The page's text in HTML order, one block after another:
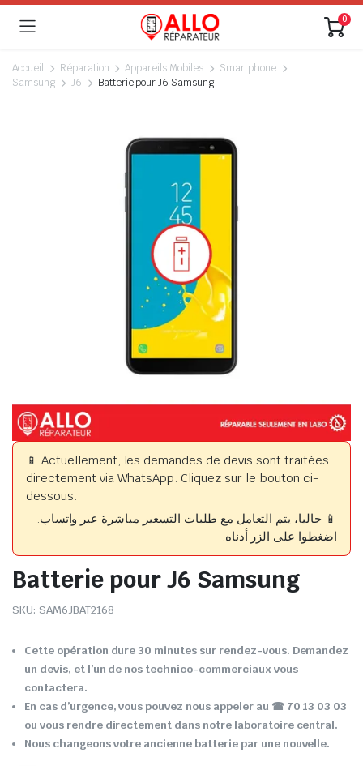
0
Accueil Réparation Appareils Mobiles
Smartphone
Samsung
J6 Batterie pour J6 Samsung
📱 Actuellement, les demandes de devis sont traitées
directement via WhatsApp. Cliquez sur le bouton ci-
dessous.
📱 حاليا، يتم التعامل مع طلبات التسعير مباشرة عبر واتساب.
اضغطوا على الزر أدناه.
Batterie pour J6 Samsung
SKU: SAM6JBAT2168
Cette opération dure 30 minutes sur rendez-vous. Demandez
un devis, et l’un de nos technico-commerciaux vous
contactera.
En cas d’urgence, vous pouvez nous appeler au ☎ 70 13 03 03
ou vous rendre directement dans notre laboratoire central.
Nous changeons votre ancienne batterie par une nouvelle.